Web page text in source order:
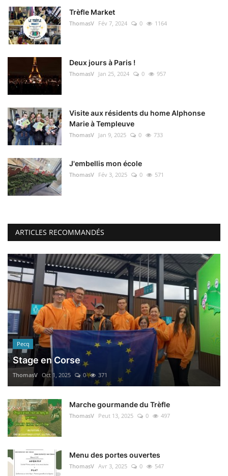
Trèfle Market
ThomasV Fév 7, 2024 0 1164
Deux jours à Paris !
ThomasV Jan 25, 2024 0 957
Visite aux résidents du home Alphonse
Marie à Templeuve
ThomasV Jan 9, 2025 0 733
J'embellis mon école
ThomasV Fév 3, 2025 0 571
ARTICLES RECOMMANDÉS
Pecq
Stage en Corse
ThomasV Oct 1, 2025 0 371
Marche gourmande du Trèfle
ThomasV Peut 13, 2025 0 497
Menu des portes ouvertes
ThomasV Avr 3, 2025 0 547